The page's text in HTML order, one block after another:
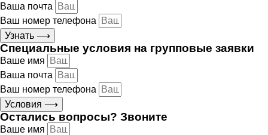
Ваша почта
Ваш номер телефона
Узнать ⟶
Специальные условия на групповые заявки
Ваше имя
Ваша почта
Ваш номер телефона
Условия ⟶
Остались вопросы? Звоните
Ваше имя